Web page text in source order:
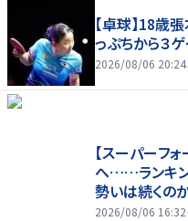
【卓球】18歳
っぷちから３
2026/08/06 20:24
【スーパーフ
へ……ランキ
勢いは続くの
2026/08/06 16:32